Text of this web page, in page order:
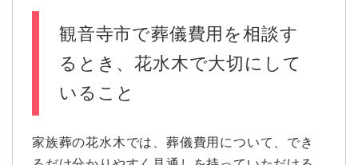
観音寺市で葬儀費用を相談す
るとき、花水木で大切にして
いること
家族葬の花水木では、葬儀費用について、でき